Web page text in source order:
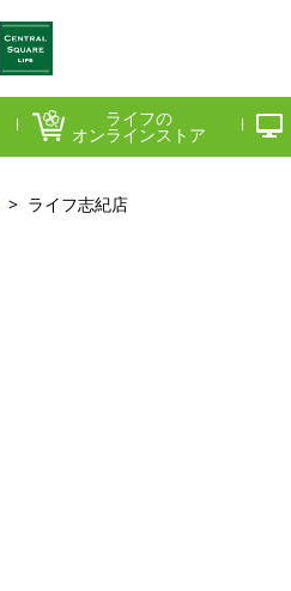
ライフの
オンラインストア
ライフ志紀店